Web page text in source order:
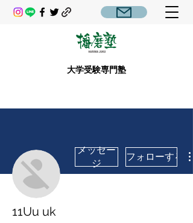
大学受験専門塾
メッセー
ジ
フォローする
11Uu uk